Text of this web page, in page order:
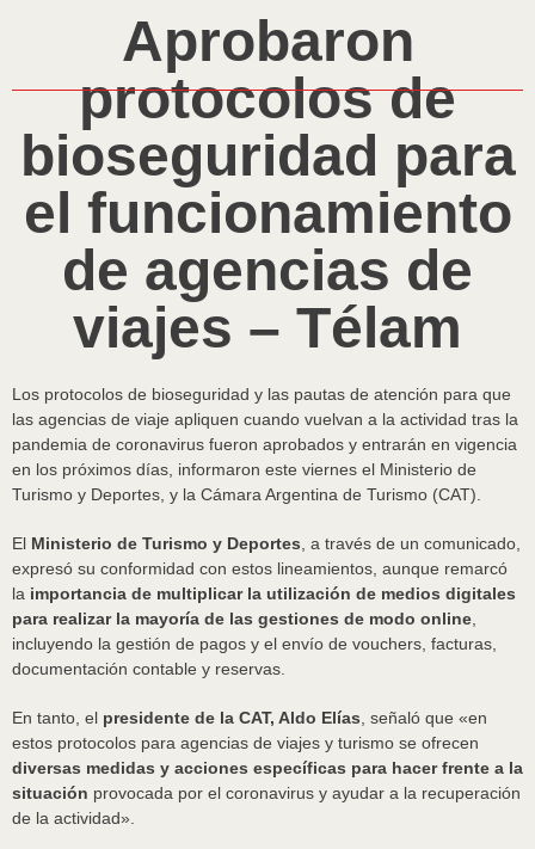
Aprobaron
protocolos de
bioseguridad para
el funcionamiento
de agencias de
viajes – Télam
Los protocolos de bioseguridad y las pautas de atención para que
las agencias de viaje apliquen cuando vuelvan a la actividad tras la
pandemia de coronavirus fueron aprobados y entrarán en vigencia
en los próximos días, informaron este viernes el Ministerio de
Turismo y Deportes, y la Cámara Argentina de Turismo (CAT).
El Ministerio de Turismo y Deportes , a través de un comunicado,
expresó su conformidad con estos lineamientos, aunque remarcó
la importancia de multiplicar la utilización de medios digitales
para realizar la mayoría de las gestiones de modo online
incluyendo la gestión de pagos y el envío de vouchers, facturas,
documentación contable y reservas.
En tanto, el presidente de la CAT, Aldo Elías , señaló que «en
estos protocolos para agencias de viajes y turismo se ofrecen
diversas medidas y acciones específicas para hacer frente a la
situación provocada por el coronavirus y ayudar a la recuperación
de la actividad».